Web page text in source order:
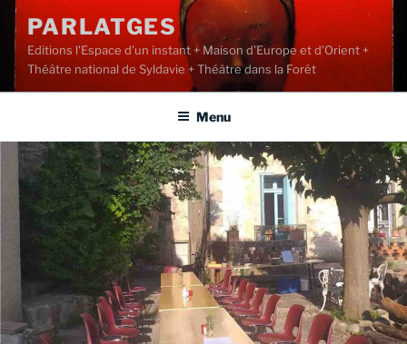
Aller
contenu
principal
PARLATGES
Editions l'Espace d'un instant + Maison d'Europe et d'Orient +
Théâtre national de Syldavie + Théâtre dans la Forêt
Menu